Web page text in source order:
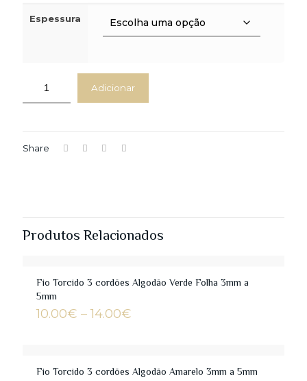
Espessura
Adicionar
Share
Produtos Relacionados
Fio Torcido 3 cordões Algodão Verde Folha 3mm a
5mm
10.00€ – 14.00€
14.00€
Fio Torcido 3 cordões Algodão Amarelo 3mm a 5mm